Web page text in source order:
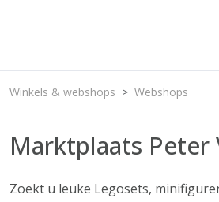
Winkels & webshops Webshops
Marktplaats Peter
Zoekt u leuke Legosets,